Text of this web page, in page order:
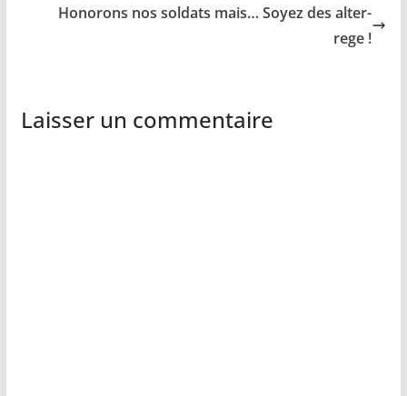
Honorons nos soldats mais… Soyez des alter-
rege !
Laisser un commentaire